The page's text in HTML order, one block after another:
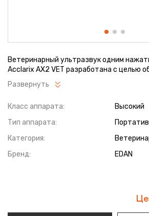
Ветеринарный ультразвук одним
Acclarix AX2 VET разработана с целью
бескомпромиссную
Наличие уникальных двойных
системе Acclarix AX2 VET
ветеринарных исследований, сохранив
Развернуть
Класс аппарата:
Высокий
Тип аппарата:
Категория:
Бренд:
EDAN